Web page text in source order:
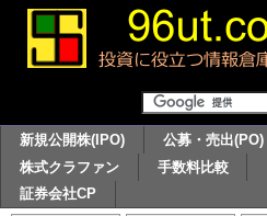
新規公開株(IPO) 公募・売出(PO)
株式クラファン
手数料比較
証券会社CP